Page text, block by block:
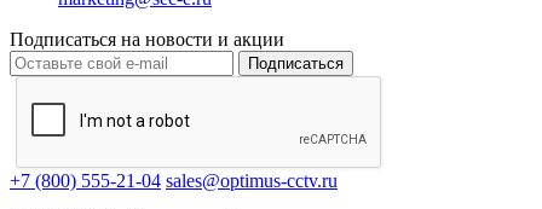
Подписаться на новости и акции
Подписаться
+7 (800) 555-21-04 sales@optimus-cctv.ru